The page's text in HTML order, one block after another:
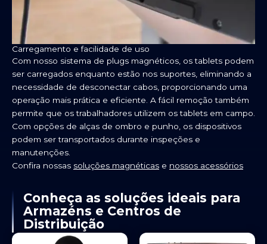
Carregamento e facilidade de uso
Com nosso sistema de plugs magnéticos, os tablets podem
ser carregados enquanto estão nos suportes, eliminando a
necessidade de desconectar cabos, proporcionando uma
operação mais prática e eficiente. A fácil remoção também
permite que os trabalhadores utilizem os tablets em campo.
Com opções de alças de ombro e punho, os dispositivos
podem ser transportados durante inspeções e
manutenções.
Confira nossas soluções magnéticas e nossos acessórios
Conheça as soluções ideais para
Armazéns e Centros de
Distribuição